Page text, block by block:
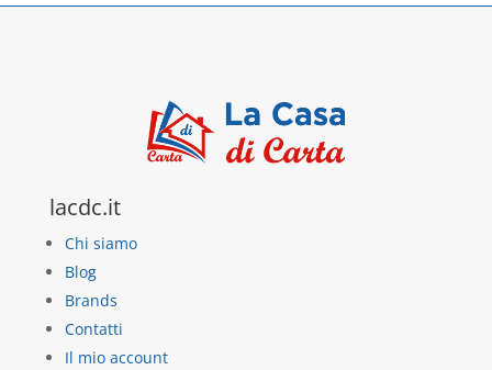
lacdc.it
Chi siamo
Blog
Brands
Contatti
Il mio account